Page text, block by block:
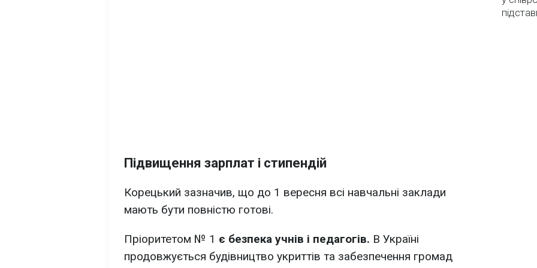
Підвищення зарплат і стипендій
Корецький зазначив, що до 1 вересня всі навчальні заклади
мають бути повністю готові.
Пріоритетом № 1 є безпека учнів і педагогів. В Україні
продовжується будівництво укриттів та забезпечення громад